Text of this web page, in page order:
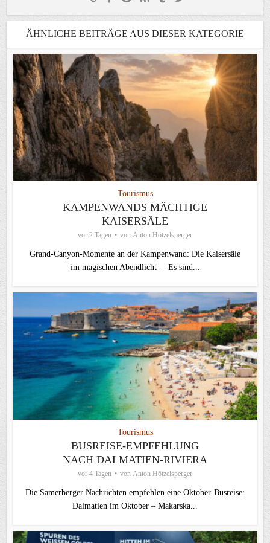
ÄHNLICHE BEITRÄGE AUS DIESER KATEGORIE
Tourismus
KAMPENWANDS MÄCHTIGE
KAISERSÄLE
vor 2 Tagen von Anton Hötzelsperger
Grand-Canyon-Momente an der Kampenwand: Die Kaisersäle
im magischen Abendlicht – Es sind...
Tourismus
BUSREISE-EMPFEHLUNG
NACH DALMATIEN-RIVIERA
vor 4 Tagen von Anton Hötzelsperger
Die Samerberger Nachrichten empfehlen eine Oktober-Busreise:
Dalmatien im Oktober – Makarska...